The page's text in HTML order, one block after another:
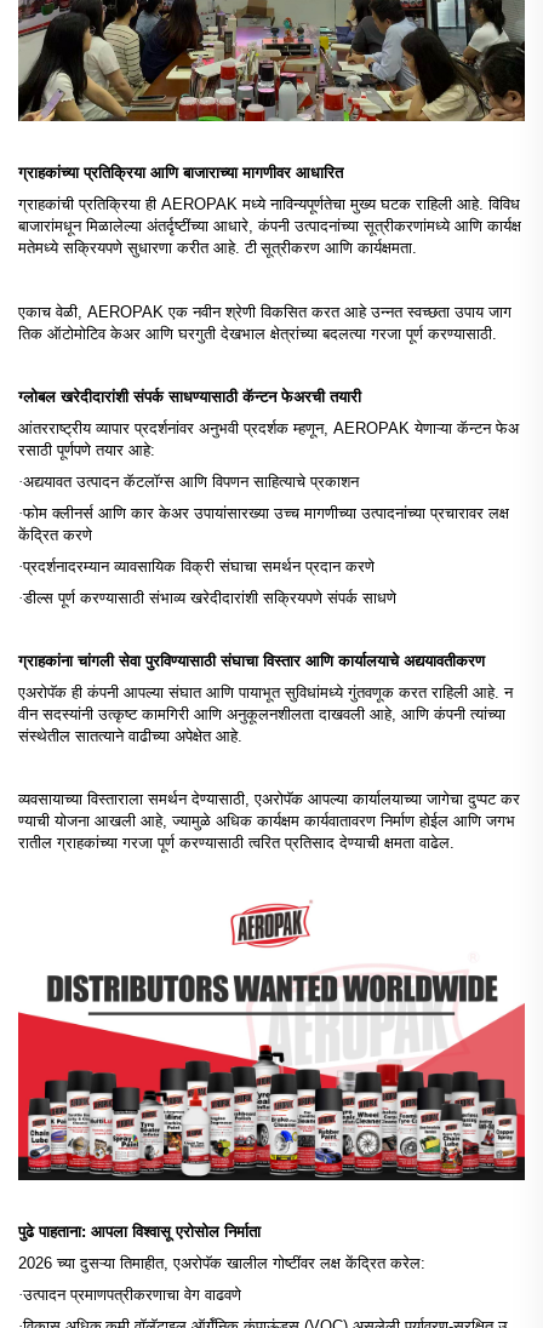
ग्राहकांच्या प्रतिक्रिया आणि बाजाराच्या मागणीवर आधारित
ग्राहकांची प्रतिक्रिया ही AEROPAK मध्ये नाविन्यपूर्णतेचा मुख्य घटक राहिली आहे. विविध
बाजारांमधून मिळालेल्या अंतर्दृष्टींच्या आधारे, कंपनी उत्पादनांच्या सूत्रीकरणांमध्ये आणि कार्यक्ष
मतेमध्ये सक्रियपणे सुधारणा करीत आहे.टीसूत्रीकरण आणि कार्यक्षमता.
एकाच वेळी, AEROPAK एक नवीन श्रेणी विकसित करत आहेउन्नत स्वच्छता उपायजाग
तिक ऑटोमोटिव केअर आणि घरगुती देखभाल क्षेत्रांच्या बदलत्या गरजा पूर्ण करण्यासाठी.
ग्लोबल खरेदीदारांशी संपर्क साधण्यासाठी कॅन्टन फेअरची तयारी
आंतरराष्ट्रीय व्यापार प्रदर्शनांवर अनुभवी प्रदर्शक म्हणून, AEROPAK येणाऱ्या कॅन्टन फेअ
रसाठी पूर्णपणे तयार आहे:
·अद्ययावत उत्पादन कॅटलॉग्स आणि विपणन साहित्याचे प्रकाशन
·फोम क्लीनर्स आणि कार केअर उपायांसारख्या उच्च मागणीच्या उत्पादनांच्या प्रचारावर लक्ष
केंद्रित करणे
·प्रदर्शनादरम्यान व्यावसायिक विक्री संघाचा समर्थन प्रदान करणे
·डील्स पूर्ण करण्यासाठी संभाव्य खरेदीदारांशी सक्रियपणे संपर्क साधणे
ग्राहकांना चांगली सेवा पुरविण्यासाठी संघाचा विस्तार आणि कार्यालयाचे अद्ययावतीकरण
एअरोपॅक ही कंपनी आपल्या संघात आणि पायाभूत सुविधांमध्ये गुंतवणूक करत राहिली आहे. न
वीन सदस्यांनी उत्कृष्ट कामगिरी आणि अनुकूलनशीलता दाखवली आहे, आणि कंपनी त्यांच्या
संस्थेतील सातत्याने वाढीच्या अपेक्षेत आहे.
व्यवसायाच्या विस्ताराला समर्थन देण्यासाठी, एअरोपॅक आपल्या कार्यालयाच्या जागेचा दुप्पट कर
ण्याची योजना आखली आहे, ज्यामुळे अधिक कार्यक्षम कार्यवातावरण निर्माण होईल आणि जगभ
रातील ग्राहकांच्या गरजा पूर्ण करण्यासाठी त्वरित प्रतिसाद देण्याची क्षमता वाढेल.
पुढे पाहताना: आपला विश्वासू एरोसोल निर्माता
2026 च्या दुसऱ्या तिमाहीत, एअरोपॅक खालील गोष्टींवर लक्ष केंद्रित करेल:
·उत्पादन प्रमाणपत्रीकरणाचा वेग वाढवणे